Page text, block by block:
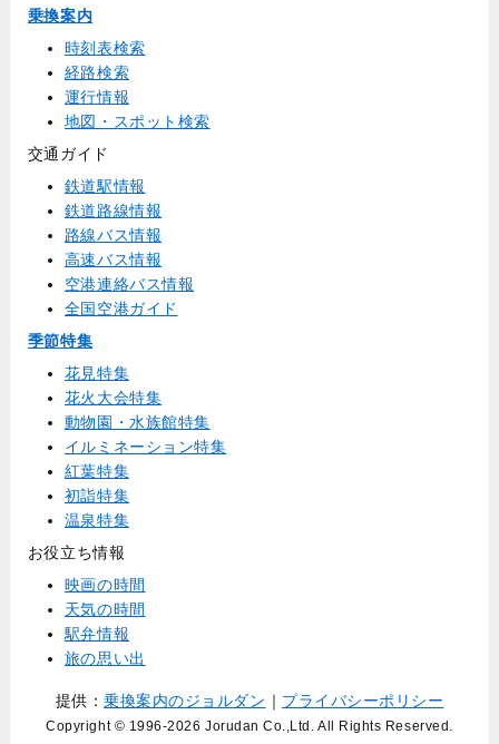
乗換案内
時刻表検索
経路検索
運行情報
地図・スポット検索
交通ガイド
鉄道駅情報
鉄道路線情報
路線バス情報
高速バス情報
空港連絡バス情報
全国空港ガイド
季節特集
花見特集
花火大会特集
動物園・水族館特集
イルミネーション特集
紅葉特集
初詣特集
温泉特集
お役立ち情報
映画の時間
天気の時間
駅弁情報
旅の思い出
提供：乗換案内のジョルダン ｜ プライバシーポリシー
Copyright © 1996-2026 Jorudan Co.,Ltd. All Rights Reserved.